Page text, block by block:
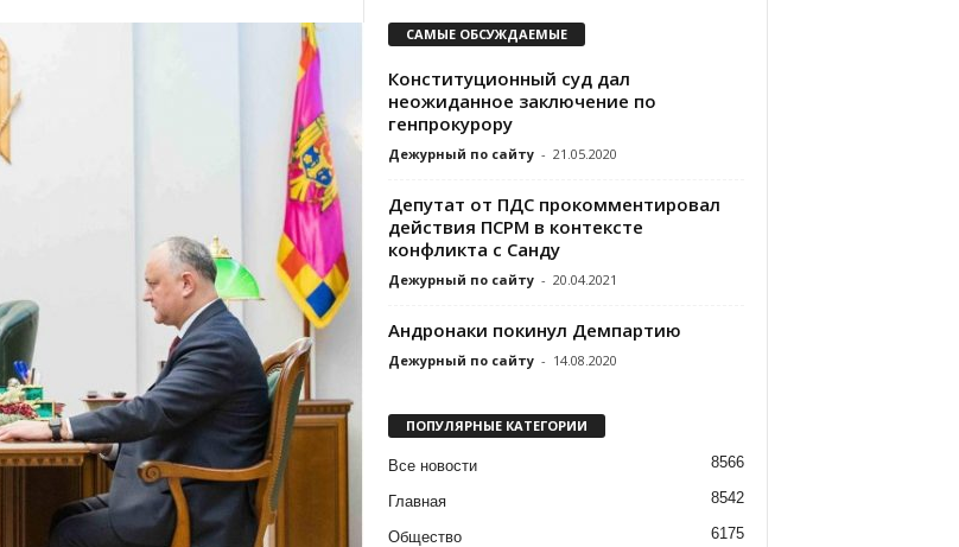
САМЫЕ ОБСУЖДАЕМЫЕ
Конституционный суд дал
неожиданное заключение по
генпрокурору
Дежурный по сайту - 21.05.2020
Депутат от ПДС прокомментировал
действия ПСРМ в контексте
конфликта с Санду
Дежурный по сайту - 20.04.2021
Андронаки покинул Демпартию
Дежурный по сайту - 14.08.2020
ПОПУЛЯРНЫЕ КАТЕГОРИИ
Все новости 8566
Главная 8542
Общество 6175